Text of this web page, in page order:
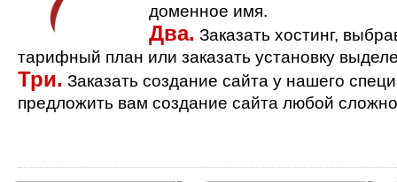
доменное имя.
Два. Заказать хостинг,
тарифный план или заказать установку
Три. Заказать создание сайта у нашего
предложить вам создание сайта любой